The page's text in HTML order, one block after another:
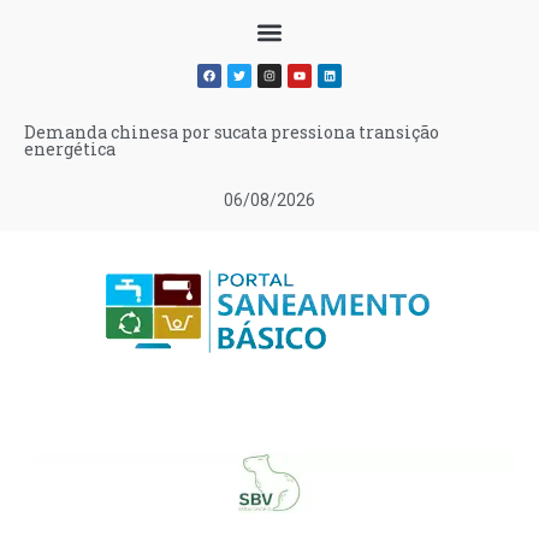
06/08/2026
Demanda chinesa por sucata pressiona transição
energética